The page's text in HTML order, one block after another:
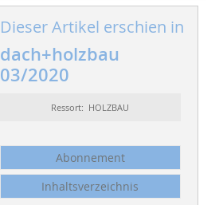
Dieser Artikel erschien in
dach+holzbau
03/2020
Ressort: HOLZBAU
Abonnement
Inhaltsverzeichnis